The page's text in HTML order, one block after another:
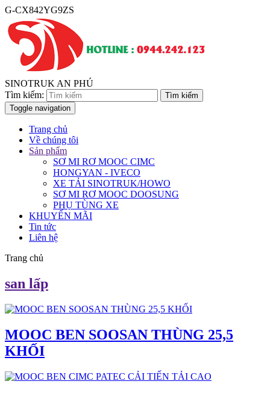
G-CX842YG9ZS
SINOTRUK AN PHÚ
Tìm kiếm:
Toggle navigation
Trang chủ
Về chúng tôi
Sản phẩm
SƠ MI RƠ MOOC CIMC
HONGYAN - IVECO
XE TẢI SINOTRUK/HOWO
SƠ MI RƠ MOOC DOOSUNG
PHỤ TÙNG XE
KHUYẾN MÃI
Tin tức
Liên hệ
Trang chủ
san lấp
MOOC BEN SOOSAN THÙNG 25,5
KHỐI